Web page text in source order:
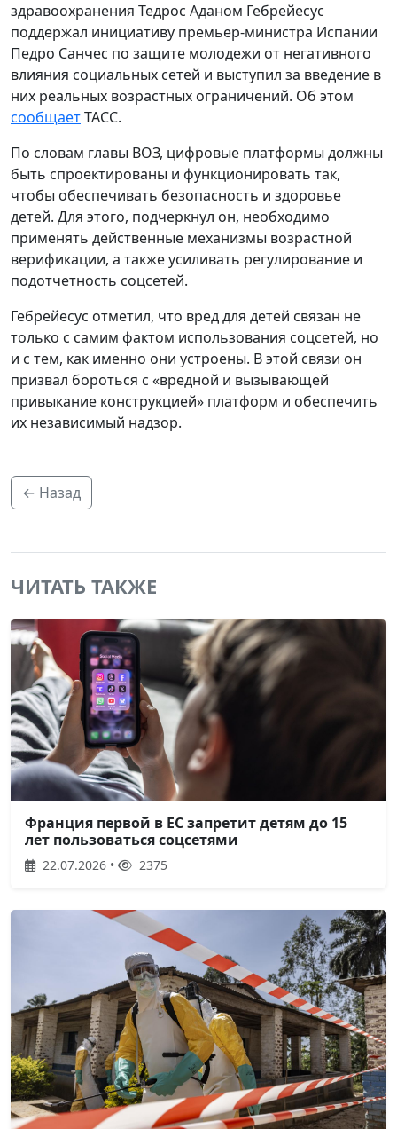
здравоохранения Тедрос Аданом Гебрейесус
поддержал инициативу премьер-министра Испании
Педро Санчес по защите молодежи от негативного
влияния социальных сетей и выступил за введение в
них реальных возрастных ограничений. Об этом
сообщаетТАСС.
По словам главы ВОЗ, цифровые платформы должны
быть спроектированы и функционировать так,
чтобы обеспечивать безопасность и здоровье
детей. Для этого, подчеркнул он, необходимо
применять действенные механизмы возрастной
верификации, а также усиливать регулирование и
подотчетность соцсетей.
Гебрейесус отметил, что вред для детей связан не
только с самим фактом использования соцсетей, но
и с тем, как именно они устроены. В этой связи он
призвал бороться с «вредной и вызывающей
привыкание конструкцией» платформ и обеспечить
их независимый надзор.
← Назад
ЧИТАТЬ ТАКЖЕ
Франция первой в ЕС запретит детям до 15
лет пользоваться соцсетями
22.07.2026 • 2375